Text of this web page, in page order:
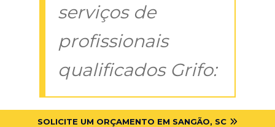
serviços de
profissionais
qualificados Grifo:
SOLICITE UM ORÇAMENTO EM SANGÃO, SC